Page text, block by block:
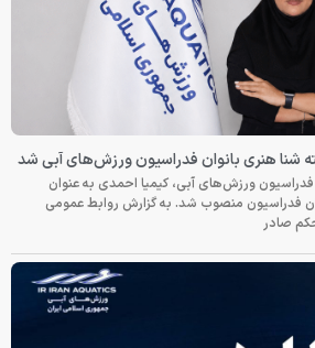
شنا هنری بانوان فدراسیون ورزش‌های آبی شد
ورزش‌های آبی، کیمیا احمدی به عنوان
فدراسیون منصوب شد. به گزارش روابط عمومی
صادر